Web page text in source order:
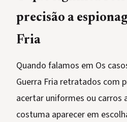
precisão a
Fria
Quando falamos em Os
Guerra Fria retratados com
acertar uniformes ou carros
costuma aparecer em